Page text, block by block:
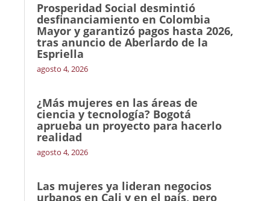
Prosperidad Social desmintió
desfinanciamiento en Colombia
Mayor y garantizó pagos hasta 2026,
tras anuncio de Aberlardo de la
Espriella
agosto 4, 2026
¿Más mujeres en las áreas de
ciencia y tecnología? Bogotá
aprueba un proyecto para hacerlo
realidad
agosto 4, 2026
Las mujeres ya lideran negocios
urbanos en Cali y en el país, pero